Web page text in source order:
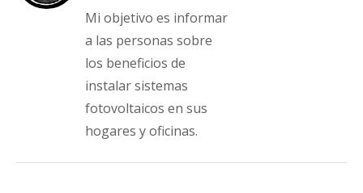
Mi objetivo es informar
a las personas sobre
los beneficios de
instalar sistemas
fotovoltaicos en sus
hogares y oficinas.